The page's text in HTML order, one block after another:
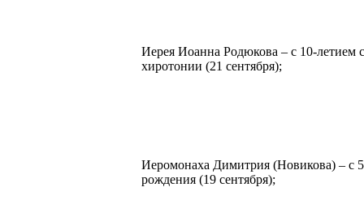
Иерея Иоанна Родюкова – с 10-летием
хиротонии (21 сентября);
Иеромонаха Димитрия (Новикова) – с
рождения (19 сентября);